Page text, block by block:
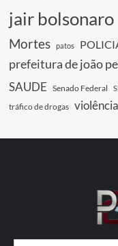
jair bolsonaro
Mortes patos
prefeitura de joão
SAUDE Senado Federal
tráfico de drogas
Digite seu e-mail…